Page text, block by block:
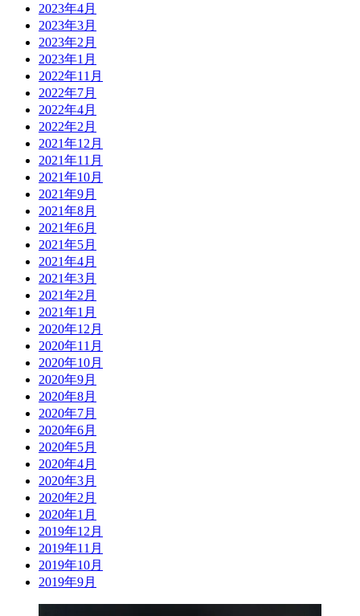
2023年4月
2023年3月
2023年2月
2023年1月
2022年11月
2022年7月
2022年4月
2022年2月
2021年12月
2021年11月
2021年10月
2021年9月
2021年8月
2021年6月
2021年5月
2021年4月
2021年3月
2021年2月
2021年1月
2020年12月
2020年11月
2020年10月
2020年9月
2020年8月
2020年7月
2020年6月
2020年5月
2020年4月
2020年3月
2020年2月
2020年1月
2019年12月
2019年11月
2019年10月
2019年9月